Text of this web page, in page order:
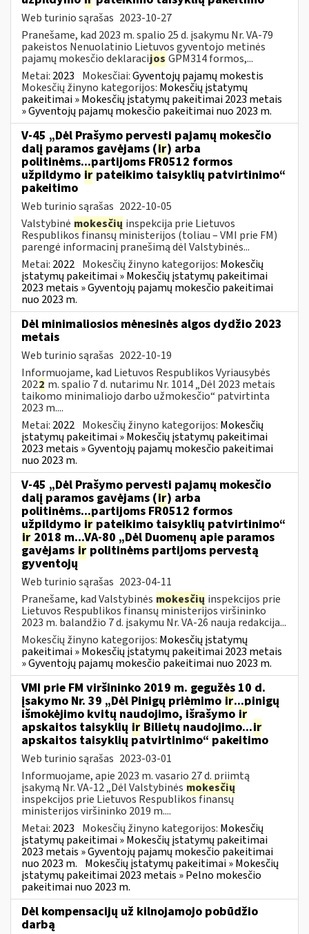
Web turinio sąrašas 2023-10-27
Pranešame, kad 2023 m. spalio 25 d. įsakymu Nr. VA-79
pakeistos Nenuolatinio Lietuvos gyventojo metinės
pajamų mokesčio deklaracijos GPM314 formos,...
Metai: 2023 Mokesčiai:Gyventojų pajamų mokestis
Mokesčių žinyno kategorijos: Mokesčių įstatymų
pakeitimai » Mokesčių įstatymų pakeitimai 2023 metais
» Gyventojų pajamų mokesčio pakeitimai nuo 2023 m.
V-45 „Dėl Prašymo pervesti pajamų mokesčio
dalį paramos gavėjams (ir) arba
politinėms...partijoms FR0512 formos
užpildymo ir pateikimo taisyklių patvirtinimo“
pakeitimo
Web turinio sąrašas 2022-10-05
Valstybinė mokesčių inspekcija prie Lietuvos
Respublikos finansų ministerijos (toliau – VMI prie FM)
parengė informacinį pranešimą dėl Valstybinės...
Metai: 2022 Mokesčių žinyno kategorijos: Mokesčių
įstatymų pakeitimai » Mokesčių įstatymų pakeitimai
2023 metais » Gyventojų pajamų mokesčio pakeitimai
nuo 2023 m.
Dėl minimaliosios mėnesinės algos dydžio 2023
metais
Web turinio sąrašas 2022-10-19
Informuojame, kad Lietuvos Respublikos Vyriausybės
2022 m. spalio 7 d. nutarimu Nr. 1014 „Dėl 2023 metais
taikomo minimaliojo darbo užmokesčio“ patvirtinta
2023 m....
Metai: 2022 Mokesčių žinyno kategorijos: Mokesčių
įstatymų pakeitimai » Mokesčių įstatymų pakeitimai
2023 metais » Gyventojų pajamų mokesčio pakeitimai
nuo 2023 m.
V-45 „Dėl Prašymo pervesti pajamų mokesčio
dalį paramos gavėjams (ir) arba
politinėms...partijoms FR0512 formos
užpildymo ir pateikimo taisyklių patvirtinimo“
ir 2018 m...VA-80 „Dėl Duomenų apie paramos
gavėjams ir politinėms partijoms pervestą
gyventojų
Web turinio sąrašas 2023-04-11
Pranešame, kad Valstybinės mokesčių inspekcijos prie
Lietuvos Respublikos finansų ministerijos viršininko
2023 m. balandžio 7 d. įsakymu Nr. VA-26 nauja redakcija...
Mokesčių žinyno kategorijos: Mokesčių įstatymų
pakeitimai » Mokesčių įstatymų pakeitimai 2023 metais
» Gyventojų pajamų mokesčio pakeitimai nuo 2023 m.
VMI prie FM viršininko 2019 m. gegužės 10 d.
įsakymo Nr. 39 „Dėl Pinigų priėmimo ir...pinigų
išmokėjimo kvitų naudojimo, išrašymo ir
apskaitos taisyklių ir Bilietų naudojimo...ir
apskaitos taisyklių patvirtinimo“ pakeitimo
Web turinio sąrašas 2023-03-01
Informuojame, apie 2023 m. vasario 27 d. priimtą
įsakymą Nr. VA-12 „Dėl Valstybinės mokesčių
inspekcijos prie Lietuvos Respublikos finansų
ministerijos viršininko 2019 m....
Metai: 2023 Mokesčių žinyno kategorijos: Mokesčių
įstatymų pakeitimai » Mokesčių įstatymų pakeitimai
2023 metais » Gyventojų pajamų mokesčio pakeitimai
nuo 2023 m. Mokesčių įstatymų pakeitimai » Mokesčių
įstatymų pakeitimai 2023 metais » Pelno mokesčio
pakeitimai nuo 2023 m.
Dėl kompensacijų už kilnojamojo pobūdžio
darbą